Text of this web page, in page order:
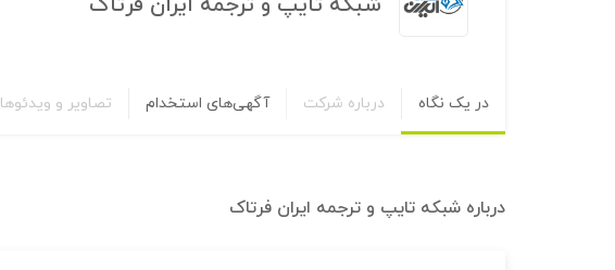
در یک نگاه درباره شرکت آگهی‌های استخدام تصاویر و ویدئوها
درباره شبکه تایپ و ترجمه ایران فرتاک